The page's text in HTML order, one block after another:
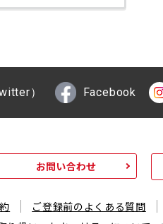
） Facebook
お問い合わせ
ご登録前のよくある質問